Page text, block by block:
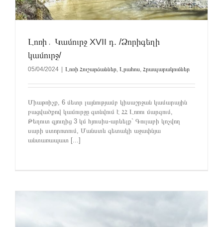
Լոռի․ Կամուրջ XVII դ. /Ձորիգեղի
կամուրջ/
05/04/2024 | Լոռի Հուշարձաններ Լրահոս Հրապարակումներ
Միաթռիչք, 6 մետր լայնությամբ կիսաշրջան կամարային
բացվածքով կամուրջը գտնվում է ՀՀ Լոռու մարզում,
Թեղուտ գյուղից 3 կմ հյուսիս-արևելք` Գուլաբի կոչվող
սարի ստորոտում, Մանստև գետակի աջափնյա
անտառապատ [...]